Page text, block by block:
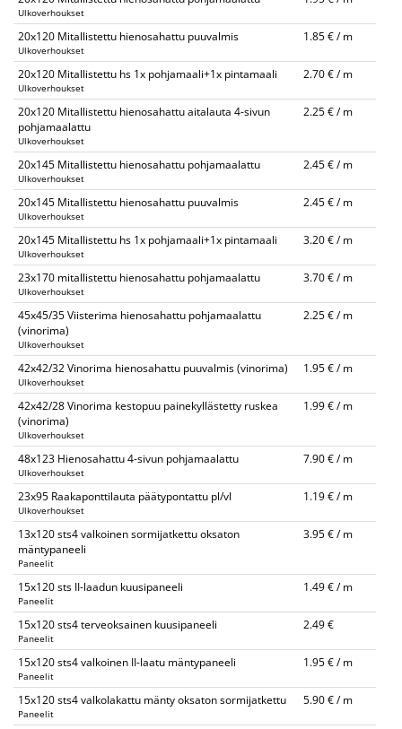
Ulkoverhoukset
20x120 Mitallistettu hienosahattu puuvalmis
Ulkoverhoukset
1.85 € / m
20x120 Mitallistettu hs 1x pohjamaali+1x pintamaali
Ulkoverhoukset
2.70 € / m
20x120 Mitallistettu hienosahattu aitalauta 4-sivun
pohjamaalattu
Ulkoverhoukset
2.25 € / m
20x145 Mitallistettu hienosahattu pohjamaalattu
Ulkoverhoukset
2.45 € / m
20x145 Mitallistettu hienosahattu puuvalmis
Ulkoverhoukset
2.45 € / m
20x145 Mitallistettu hs 1x pohjamaali+1x pintamaali
Ulkoverhoukset
3.20 € / m
23x170 mitallistettu hienosahattu pohjamaalattu
Ulkoverhoukset
3.70 € / m
45x45/35 Viisterima hienosahattu pohjamaalattu
(vinorima)
Ulkoverhoukset
2.25 € / m
42x42/32 Vinorima hienosahattu puuvalmis (vinorima)
Ulkoverhoukset
1.95 € / m
42x42/28 Vinorima kestopuu painekyllästetty ruskea
(vinorima)
Ulkoverhoukset
1.99 € / m
48x123 Hienosahattu 4-sivun pohjamaalattu
Ulkoverhoukset
7.90 € / m
23x95 Raakaponttilauta päätypontattu pl/vl
Ulkoverhoukset
1.19 € / m
13x120 sts4 valkoinen sormijatkettu oksaton
mäntypaneeli
Paneelit
3.95 € / m
15x120 sts II-laadun kuusipaneeli
Paneelit
1.49 € / m
15x120 sts4 terveoksainen kuusipaneeli
Paneelit
2.49 €
15x120 sts4 valkoinen II-laatu mäntypaneeli
Paneelit
1.95 € / m
15x120 sts4 valkolakattu mänty oksaton sormijatkettu
Paneelit
5.90 € / m